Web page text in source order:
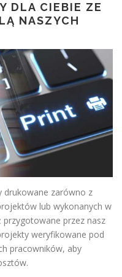
DLA CIEBIE ZE
NASZYCH
zarówno z
lub wykonanych w
przez nasz
weryfikowane pod
pracowników, aby